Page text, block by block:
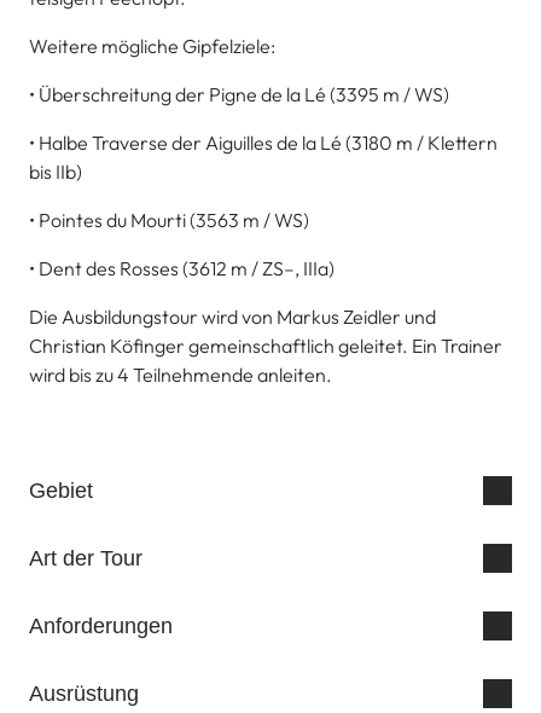
Weitere mögliche Gipfelziele:
• Überschreitung der Pigne de la Lé (3395 m / WS)
• Halbe Traverse der Aiguilles de la Lé (3180 m / Klettern
bis IIb)
• Pointes du Mourti (3563 m / WS)
• Dent des Rosses (3612 m / ZS–, IIIa)
Die Ausbildungstour wird von Markus Zeidler und
Christian Köfinger gemeinschaftlich geleitet. Ein Trainer
wird bis zu 4 Teilnehmende anleiten.
Gebiet
Art der Tour
Anforderungen
Ausrüstung